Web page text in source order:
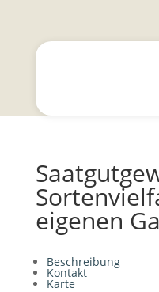
eigenen
Beschreibung
Kontakt
Karte